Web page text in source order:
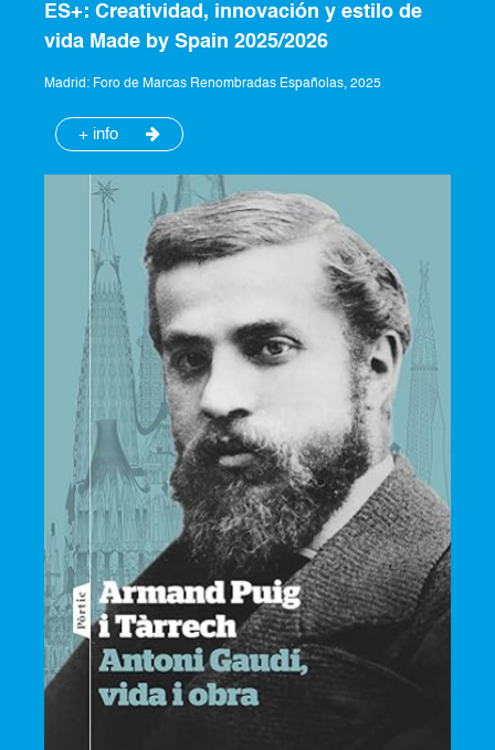
ES+: Creatividad, innovación y estilo de
vida Made by Spain 2025/2026
Madrid: Foro de Marcas Renombradas Españolas, 2025
+ info